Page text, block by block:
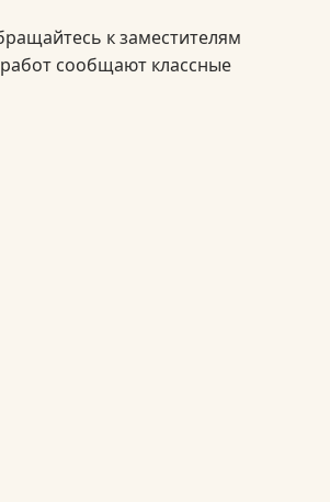
к заместителям
сообщают классные